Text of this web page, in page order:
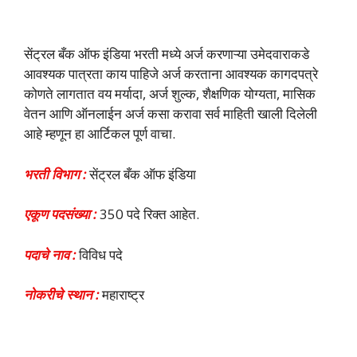
सेंट्रल बँक ऑफ इंडिया भरती मध्ये अर्ज करणाऱ्या उमेदवाराकडे
आवश्यक पात्रता काय पाहिजे अर्ज करताना आवश्यक कागदपत्रे
कोणते लागतात वय मर्यादा, अर्ज शुल्क, शैक्षणिक योग्यता, मासिक
वेतन आणि ऑनलाईन अर्ज कसा करावा सर्व माहिती खाली दिलेली
आहे म्हणून हा आर्टिकल पूर्ण वाचा.
भरती विभाग :सेंट्रल बँक ऑफ इंडिया
एकूण पदसंख्या :350 पदे रिक्त आहेत.
पदाचे नाव :विविध पदे
नोकरीचे स्थान :महाराष्ट्र